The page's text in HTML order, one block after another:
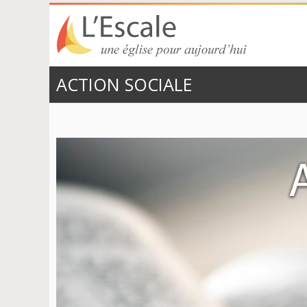
EGLISE
EVANGÉLIQUE
DE RÉVEIL
UNE ÉGLISE
POUR
AUJOURD’HUI
ACTION SOCIALE